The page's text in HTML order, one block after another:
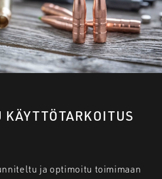
ja optimoitu toimimaan